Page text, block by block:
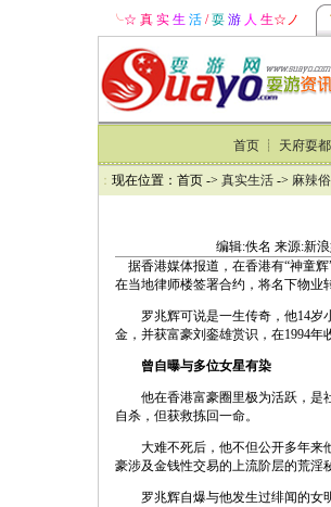
╰☆ 真 实 生 活 /耍 游人 生☆ ノ
首页 ┊ 天府耍都
： 现在位置：首页 -> 真实生活 -> 麻辣
编辑:佚名 来源:新
据香港媒体报道，在香港有“神童
在当地律师楼签署合约，将名下物业
罗兆辉可说是一生传奇，他14岁小
金，并获富豪刘銮雄赏识，在1994
曾自曝与多位女星有染
他在香港富豪圈里极为活跃，是社
自杀，但获救拣回一命。
大难不死后，他不但公开多年来他
豪涉及金钱性交易的上流阶层的荒淫
罗兆辉自爆与他发生过绯闻的女明